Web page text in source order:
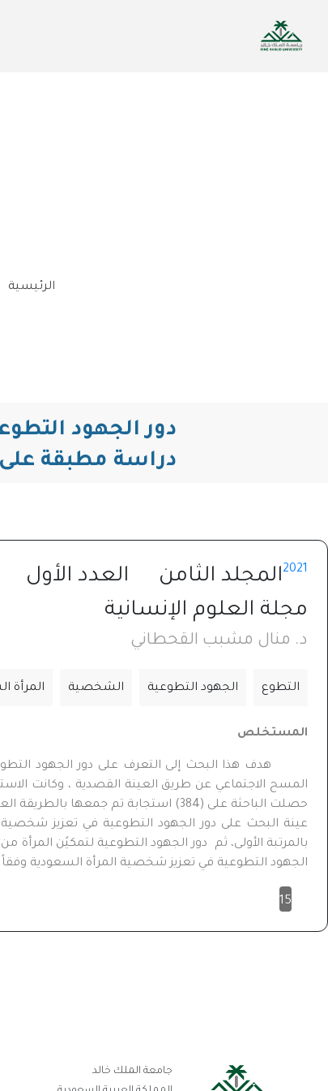
المحتوى
الرئيسية
دراسة مطبقة على
2021المجلد الثامن
العدد الأول
مجلة العلوم الإنسانية
د. منال مشبب القحطاني
التطوع الجهود التطوعية الشخصية المرأة
المستخلص
المسح الاجتماعي عن طريق العينة القصدية ، وكانت
حصلت الباحثة على (384) استجابة تم
بالمرتبة الأولى، ثم دور الجهود التطوعية لتمكيًن
الجهود التطوعية في تعزيز شخصية المرأة السعودية وفقاً
15
جامعة الملك خالد